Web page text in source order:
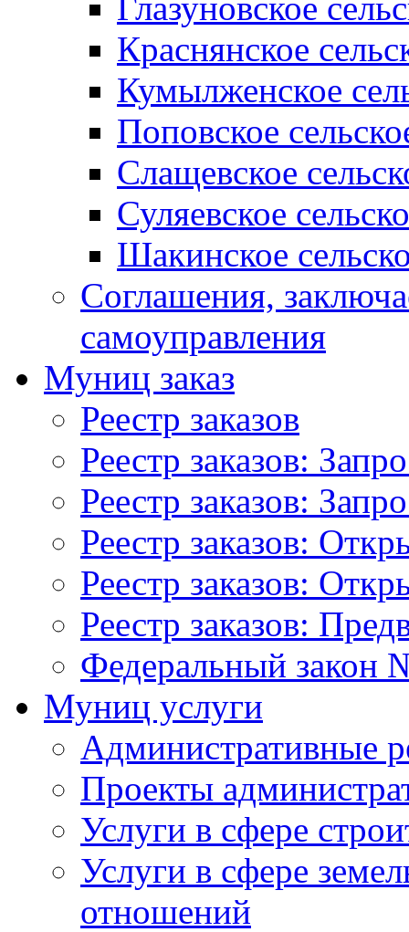
Краснянское
Кумылженское
Поповское
Слащевское
Суляевское
Шакинское
Соглашения,
самоуправления
Муниц заказ
Реестр заказов
Реестр заказов:
Реестр заказов:
Реестр заказов:
Реестр заказов:
Реестр заказов:
Федеральный закон
Муниц услуги
Административные
Проекты
Услуги в сфере
Услуги в сфере
отношений